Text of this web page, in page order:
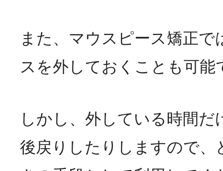
また、マウスピース矯正で
スを外しておくことも可能
しかし、外している時間だ
後戻りしたりしますので、